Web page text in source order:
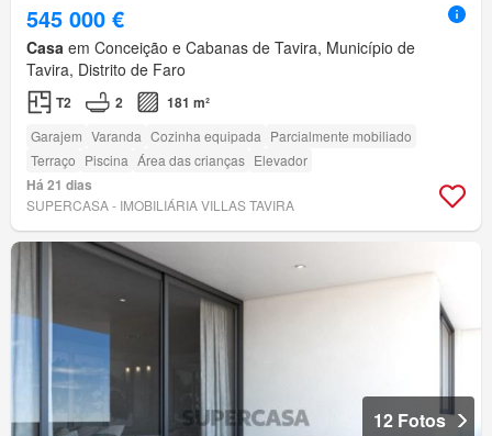
545 000 €
Casa em Conceição e Cabanas de Tavira, Município de
Tavira, Distrito de Faro
T2 2 181 m²
Garajem Varanda Cozinha equipada Parcialmente mobiliado
Terraço Piscina Área das crianças Elevador
Há 21 dias
SUPERCASA - IMOBILIÁRIA VILLAS TAVIRA
12 Fotos